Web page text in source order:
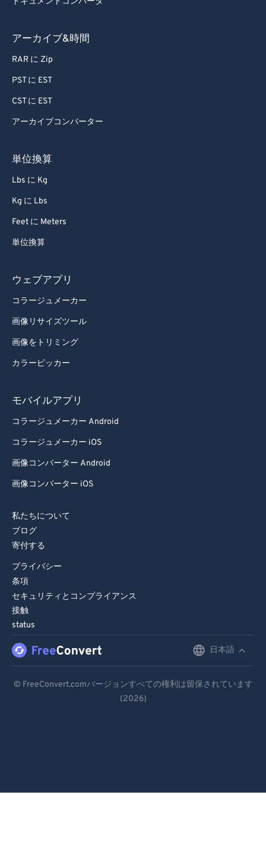
アーカイブ&時間
RAR に Zip
PST に EST
CST に EST
アーカイブコンバーター
単位換算
Lbs に Kg
Kg に Lbs
Feet に Meters
単位換算
ウェブアプリ
コラージュメーカー
画像リサイズツール
画像をトリミング
カラーピッカー
モバイルアプリ
コラージュメーカー Android
コラージュメーカー iOS
画像コンバーター Android
画像コンバーター iOS
私たちについて
ブログ
寄付する
プライバシー
条項
セキュリティとコンプライアンス
接触
status
日本語
Español
© FreeConvert.comバージョンすべての権利は留保されています
(2026)